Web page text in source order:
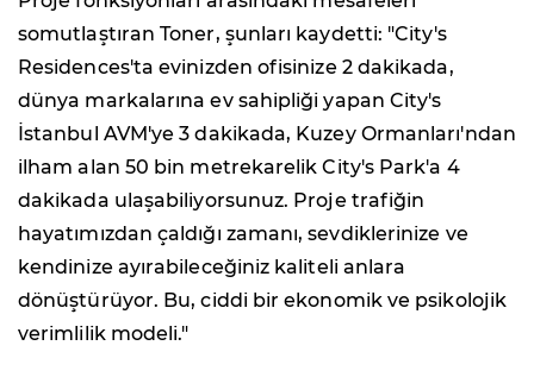
somutlaştıran Toner, şunları kaydetti: "City's
Residences'ta evinizden ofisinize 2 dakikada,
dünya markalarına ev sahipliği yapan City's
İstanbul AVM'ye 3 dakikada, Kuzey Ormanları'ndan
ilham alan 50 bin metrekarelik City's Park'a 4
dakikada ulaşabiliyorsunuz. Proje trafiğin
hayatımızdan çaldığı zamanı, sevdiklerinize ve
kendinize ayırabileceğiniz kaliteli anlara
dönüştürüyor. Bu, ciddi bir ekonomik ve psikolojik
verimlilik modeli."